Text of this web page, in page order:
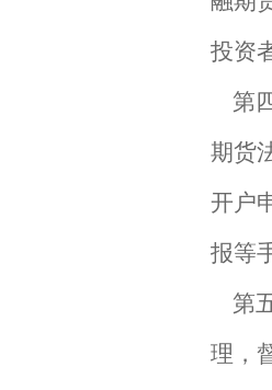
投资
第
期货
开户
报等
第
理，